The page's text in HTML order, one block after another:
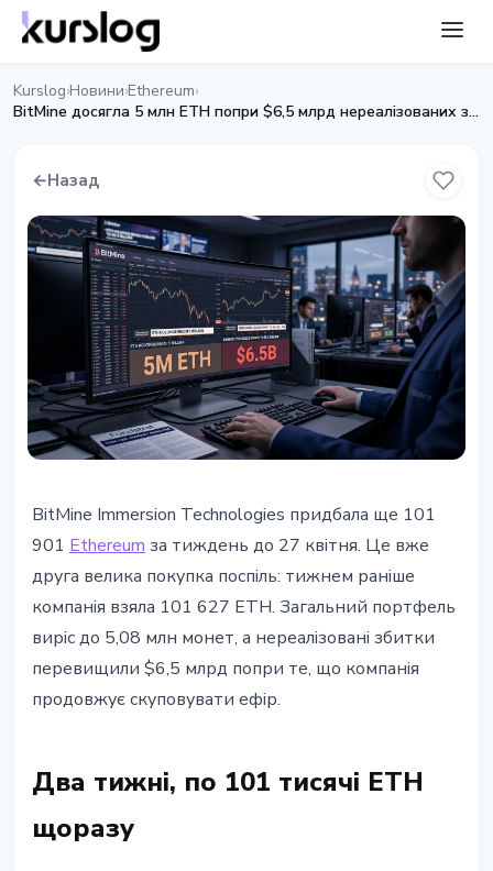
Kurslog›Новини›Ethereum›
BitMine досягла 5 млн ETH попри $6,5 млрд нереалізованих збитків
←Назад
BitMine досягла 5 млн ETH попри
$6,5 млрд нереалізованих збитків
27 квітня 2026 р.4 хв читання
Наталія Дорофєєва
BitMine Immersion Technologies придбала ще 101
901 Ethereum за тиждень до 27 квітня. Це вже
друга велика покупка поспіль: тижнем раніше
компанія взяла 101 627 ETH. Загальний портфель
виріс до 5,08 млн монет, а нереалізовані збитки
перевищили $6,5 млрд попри те, що компанія
продовжує скуповувати ефір.
Два тижні, по 101 тисячі ETH
щоразу